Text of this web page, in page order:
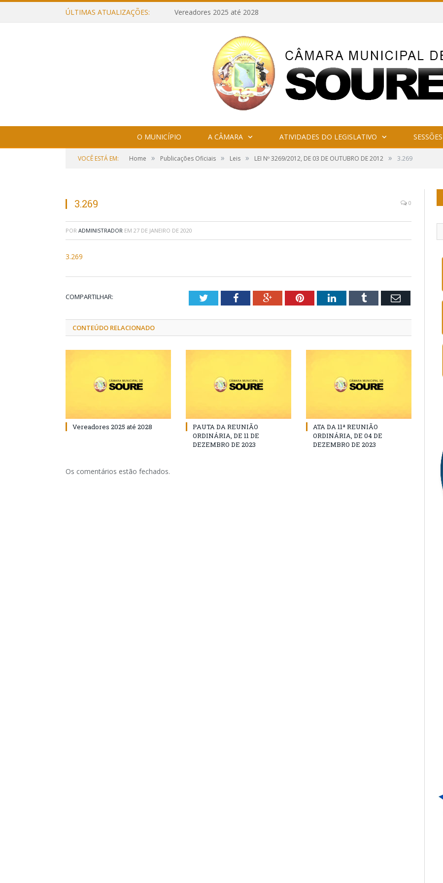
ÚLTIMAS ATUALIZAÇÕES: Vereadores 2025 até 2028
O MUNICÍPIO A CÂMARA ATIVIDADES DO LEGISLATIVO SESSÕES
VOCÊ ESTÁ EM: Home » Publicações Oficiais » Leis » LEI Nº 3269/2012, DE 03 DE OUTUBRO DE 2012 » 3.269
3.269 0
POR ADMINISTRADOR EM 27 DE JANEIRO DE 2020
3.269
COMPARTILHAR: TwitterFacebookGoogle+PinterestLinkedInTumblr Email
CONTEÚDO RELACIONADO
Vereadores 2025 até 2028
PAUTA DA REUNIÃO
ORDINÁRIA, DE 11 DE
DEZEMBRO DE 2023
ATA DA 11ª REUNIÃO
ORDINÁRIA, DE 04 DE
DEZEMBRO DE 2023
Os comentários estão fechados.